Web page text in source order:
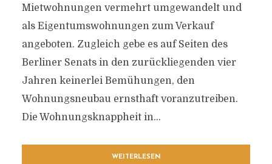
Mietwohnungen vermehrt umgewandelt und
als Eigentumswohnungen zum Verkauf
angeboten. Zugleich gebe es auf Seiten des
Berliner Senats in den zurückliegenden vier
Jahren keinerlei Bemühungen, den
Wohnungsneubau ernsthaft voranzutreiben.
Die Wohnungsknappheit in...
WEITERLESEN